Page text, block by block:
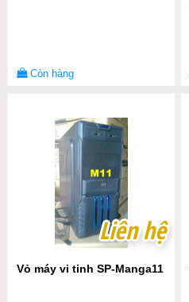
Còn hàng
Liên hệ
Liên hệ
Vỏ máy vi tinh SP-Manga11